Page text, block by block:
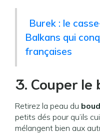
Burek : le
Balkans qui
françaises
3. Couper le
Retirez la peau du
petits dés pour qu’ils
mélangent bien aux